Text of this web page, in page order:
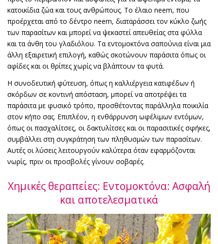
κατοικίδια ζώα και τους ανθρώπους. Το έλαιο neem, που
προέρχεται από το δέντρο neem, διαταράσσει τον κύκλο ζωής
των παρασίτων και μπορεί να ψεκαστεί απευθείας στα φύλλα
και τα άνθη του γλαδιόλου. Τα εντομοκτόνα σαπούνια είναι μια
άλλη εξαιρετική επιλογή, καθώς σκοτώνουν παράσιτα όπως οι
αφίδες και οι θρίπες χωρίς να βλάπτουν τα φυτά.
Η συνοδευτική φύτευση, όπως η καλλιέργεια κατιφέδων ή
σκόρδων σε κοντινή απόσταση, μπορεί να αποτρέψει τα
παράσιτα με φυσικό τρόπο, προσθέτοντας παράλληλα ποικιλία
στον κήπο σας. Επιπλέον, η ενθάρρυνση ωφέλιμων εντόμων,
όπως οι πασχαλίτσες, οι δακτυλίτσες και οι παρασιτικές σφήκες,
συμβάλλει στη συγκράτηση των πληθυσμών των παρασίτων.
Αυτές οι λύσεις λειτουργούν καλύτερα όταν εφαρμόζονται
νωρίς, πριν οι προσβολές γίνουν σοβαρές.
Χημικές θεραπείες: Εντομοκτόνα: Ασφαλή
και αποτελεσματικά